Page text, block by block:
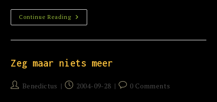
Continue ReadingStille
Erkenning
Zeg maar niets meer
PostBenedictus
Post2004-09-28
Post0 Comments